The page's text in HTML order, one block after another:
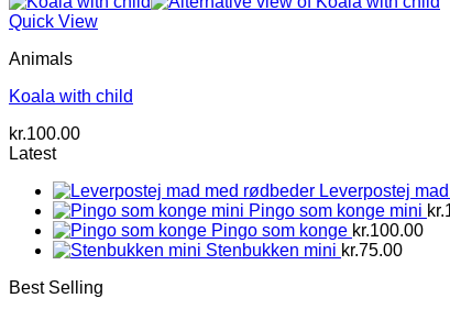
Quick View
Animals
Koala with child
kr.100.00
Latest
Leverpostej
Pingo som konge mini kr.
Pingo som konge kr.100.00
Stenbukken mini kr.75.00
Best Selling